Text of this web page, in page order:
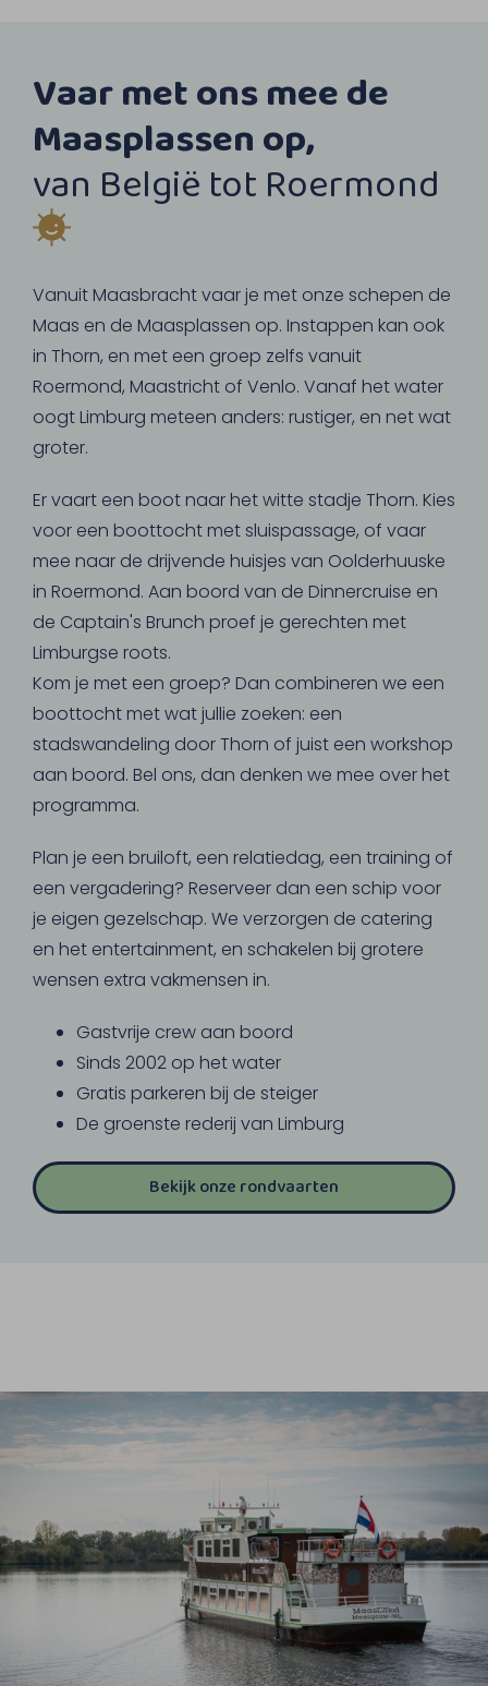
Vaar met ons mee de
Maasplassen op,
van België tot Roermond
Vanuit Maasbracht vaar je met onze schepen de
Maas en de Maasplassen op. Instappen kan ook
in Thorn, en met een groep zelfs vanuit
Roermond, Maastricht of Venlo. Vanaf het water
oogt Limburg meteen anders: rustiger, en net wat
groter.
Er vaart een boot naar het witte stadje Thorn. Kies
voor een boottocht met sluispassage, of vaar
mee naar de drijvende huisjes van Oolderhuuske
in Roermond. Aan boord van de Dinnercruise en
de Captain's Brunch proef je gerechten met
Limburgse roots.
Kom je met een groep? Dan combineren we een
boottocht met wat jullie zoeken: een
stadswandeling door Thorn of juist een workshop
aan boord. Bel ons, dan denken we mee over het
programma.
Plan je een bruiloft, een relatiedag, een training of
een vergadering? Reserveer dan een schip voor
je eigen gezelschap. We verzorgen de catering
en het entertainment, en schakelen bij grotere
wensen extra vakmensen in.
Gastvrije crew aan boord
Sinds 2002 op het water
Gratis parkeren bij de steiger
De groenste rederij van Limburg
Bekijk onze rondvaarten